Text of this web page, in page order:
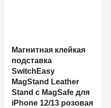
Магнитная клейкая
подставка
SwitchEasy
MagStand Leather
Stand с MagSafe для
iPhone 12/13 розовая